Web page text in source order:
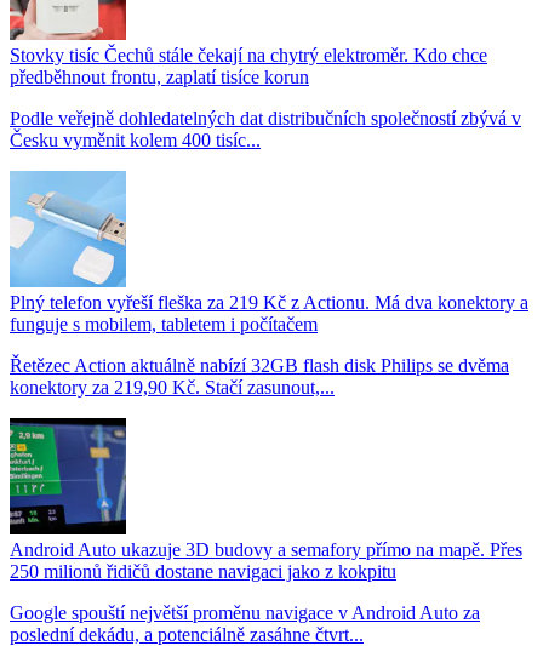
Stovky tisíc Čechů stále čekají na chytrý elektroměr. Kdo chce
předběhnout frontu, zaplatí tisíce korun
Podle veřejně dohledatelných dat distribučních společností zbývá v
Česku vyměnit kolem 400 tisíc...
Plný telefon vyřeší fleška za 219 Kč z Actionu. Má dva konektory a
funguje s mobilem, tabletem i počítačem
Řetězec Action aktuálně nabízí 32GB flash disk Philips se dvěma
konektory za 219,90 Kč. Stačí zasunout,...
Android Auto ukazuje 3D budovy a semafory přímo na mapě. Přes
250 milionů řidičů dostane navigaci jako z kokpitu
Google spouští největší proměnu navigace v Android Auto za
poslední dekádu, a potenciálně zasáhne čtvrt...